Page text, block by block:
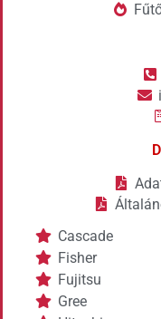
Cascade
Fisher
Fujitsu
Gree